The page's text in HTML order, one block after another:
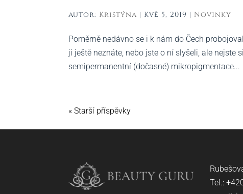
autor: Kristýna | Kvě 5, 2019 | Novinky
Poměrně nedávno se i k nám do Čech
ji ještě neznáte, nebo jste o ní slyšeli, ale
semipermanentní (dočasné) mikropigmentace...
« Starší příspěvky
Tel.: